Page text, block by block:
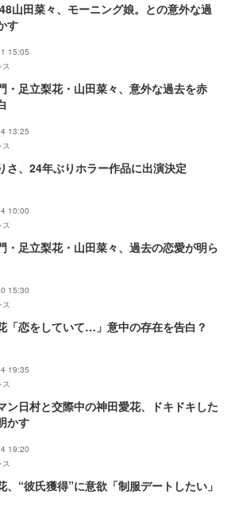
山田菜々、モーニング娘。との意外な過
す
15:05
ス
・足立梨花・山田菜々、意外な過去を赤
13:25
ス
さ、24年ぶりホラー作品に出演決定
10:00
ス
・足立梨花・山田菜々、過去の恋愛が明ら
15:30
ス
「恋をしていて…」意中の存在を告白？
19:35
ス
ン日村と交際中の神田愛花、ドキドキした
かす
19:20
ス
、“彼氏獲得”に意欲「制服デートしたい」